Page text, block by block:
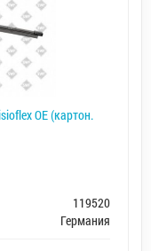
OE (картон.
119520
Германия